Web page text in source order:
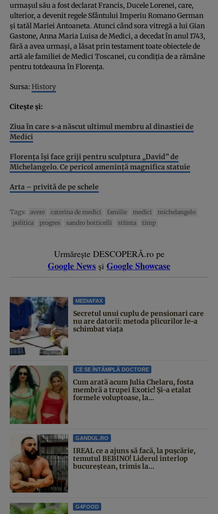
urmaşul său a fost declarat Francis, Ducele Lorenei, care,
ulterior, a devenit regele Sfântului Imperiu Romano German
şi tatăl Mariei Antoaneta. Atunci când sora vitregă a lui Gian
Gastone, Anna Maria Luisa de Medici, a decedat în anul 1743,
fără a avea urmaşi, a lăsat prin testament toate obiectele de
artă ale familiei de Medici Toscanei, cu condiţia de a rămâne
pentru totdeauna în Florenţa.
Sursa: History
Citeşte şi:
Ziua în care s-a născut ultimul membru al dinastiei de
Medici
Florenţa îşi face griji pentru sculptura „David” de
Michelangelo. Ce pericol ameninţă magnifica statuie
Arta – privită de pe schele
Tags: avere caterina de medici familie medici
michelangelo
politica
progres sandro botticelli stiinta timp
Urmărește DESCOPERĂ.ro pe
Google News și Google Showcase
MEDIAFAX
Secretul unui cuplu de pensionari care
nu are datorii: metoda plicurilor le-a
schimbat viața
CE SE ÎNTÂMPLĂ DOCTORE
Cum arată acum Julia Chelaru, fosta
membră a trupei Exotic! Și-a etalat
formele voluptoase, la...
GANDUL.RO
IREAL ce a ajuns să facă, la pușcărie,
temutul BEBINO! Liderul interlop
bucureștean, trimis la...
G4FOOD